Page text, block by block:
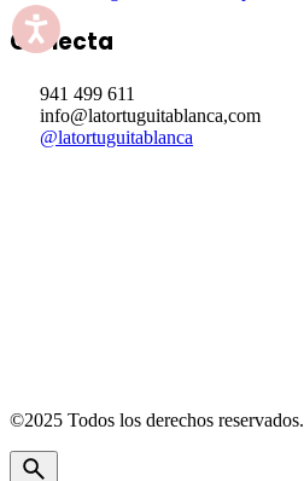
Conecta
941 499 611
info@latortuguitablanca,com
@latortuguitablanca
©2025 Todos los derechos reservados.